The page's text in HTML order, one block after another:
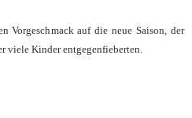
Vorgeschmack auf die neue Saison, der
viele Kinder entgegenfieberten.